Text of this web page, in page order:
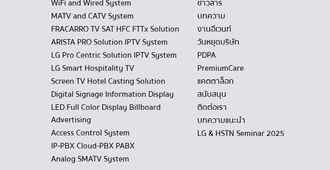
WiFi and Wired System
MATV and CATV System
FRACARRO TV SAT HFC FTTx Solution
ARISTA PRO Solution IPTV System
LG Pro Centric Solution IPTV System
LG Smart Hospitality TV
Screen TV Hotel Casting Solution
Digital Signage Information Display
LED Full Color Display Billboard
Advertising
Access Control System
IP-PBX Cloud-PBX PABX
Analog SMATV System
ข่าวสาร
บทความ
งานอีเวนท์
วันหยุดบริษัท
PDPA
PremiumCare
แคตตาล็อก
สนับสนุน
ติดต่อเรา
บทความแนะนำ
LG & HSTN Seminar 2025